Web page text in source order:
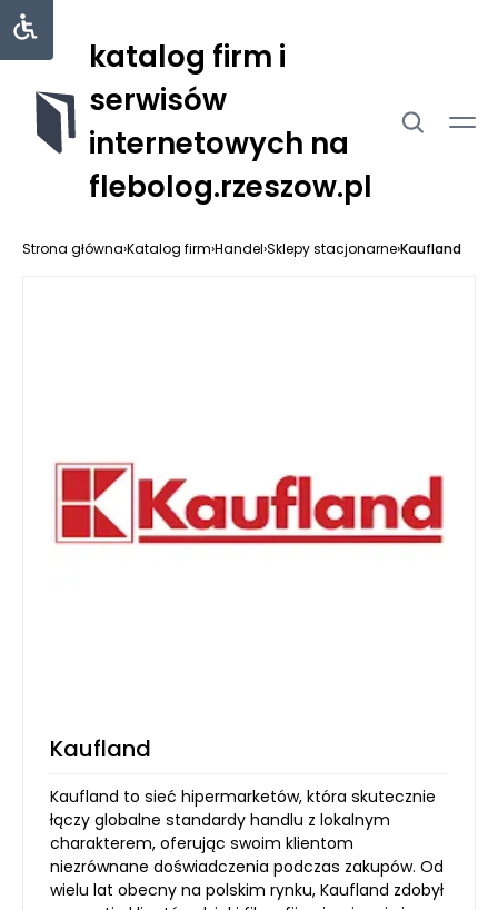
katalog firm i
serwisów
internetowych na
flebolog.rzeszow.pl
Strona główna›Katalog firm›Handel›Sklepy stacjonarne›Kaufland
Kaufland
Kaufland to sieć hipermarketów, która skutecznie
łączy globalne standardy handlu z lokalnym
charakterem, oferując swoim klientom
niezrównane doświadczenia podczas zakupów. Od
wielu lat obecny na polskim rynku, Kaufland zdobył